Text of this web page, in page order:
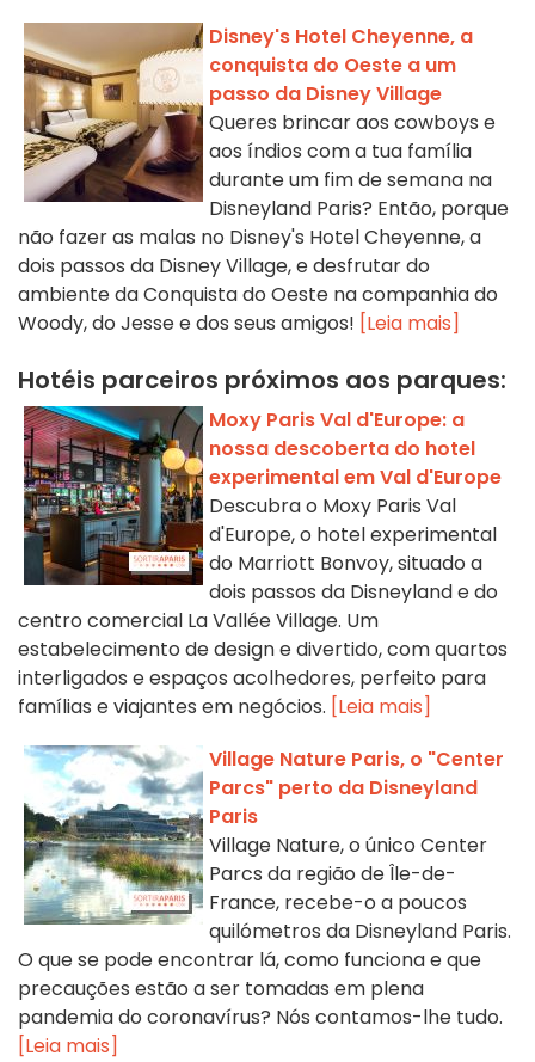
Disney's Hotel Cheyenne, a
conquista do Oeste a um
passo da Disney Village
Queres brincar aos cowboys e
aos índios com a tua família
durante um fim de semana na
Disneyland Paris? Então, porque
não fazer as malas no Disney's Hotel Cheyenne, a
dois passos da Disney Village, e desfrutar do
ambiente da Conquista do Oeste na companhia do
Woody, do Jesse e dos seus amigos! [Leia mais]
Hotéis parceiros próximos aos parques:
Moxy Paris Val d'Europe: a
nossa descoberta do hotel
experimental em Val d'Europe
Descubra o Moxy Paris Val
d'Europe, o hotel experimental
do Marriott Bonvoy, situado a
dois passos da Disneyland e do
centro comercial La Vallée Village. Um
estabelecimento de design e divertido, com quartos
interligados e espaços acolhedores, perfeito para
famílias e viajantes em negócios. [Leia mais]
Village Nature Paris, o "Center
Parcs" perto da Disneyland
Paris
Village Nature, o único Center
Parcs da região de Île-de-
France, recebe-o a poucos
quilómetros da Disneyland Paris.
O que se pode encontrar lá, como funciona e que
precauções estão a ser tomadas em plena
pandemia do coronavírus? Nós contamos-lhe tudo.
[Leia mais]